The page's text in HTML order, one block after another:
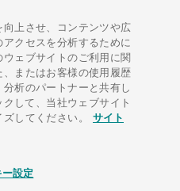
上させ、コンテンツや広
クセスを分析するために
ェブサイトのご利用に関
またはお客様の使用履歴
析のパートナーと共有し
して、当社ウェブサイト
してください。
サイト
ー設定